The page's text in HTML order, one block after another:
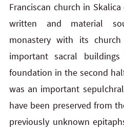
Franciscan church in
written and material
monastery with its
important sacral
foundation in the second
was an important
have been preserved from
previously unknown